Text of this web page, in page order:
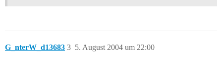
G_nterW_d13683 5. August 2004 um 22:00
3